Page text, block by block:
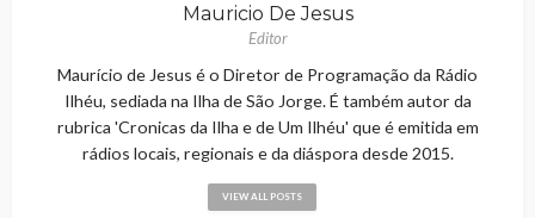
Mauricio De Jesus
Editor
Maurício de Jesus é o Diretor de Programação da Rádio
Ilhéu, sediada na Ilha de São Jorge. É também autor da
rubrica 'Cronicas da Ilha e de Um Ilhéu' que é emitida em
rádios locais, regionais e da diáspora desde 2015.
VIEW ALL POSTS